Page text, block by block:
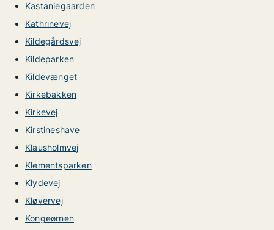
Kastaniegaarden
Kathrinevej
Kildegårdsvej
Kildeparken
Kildevænget
Kirkebakken
Kirkevej
Kirstineshave
Klausholmvej
Klementsparken
Klydevej
Kløvervej
Kongeørnen